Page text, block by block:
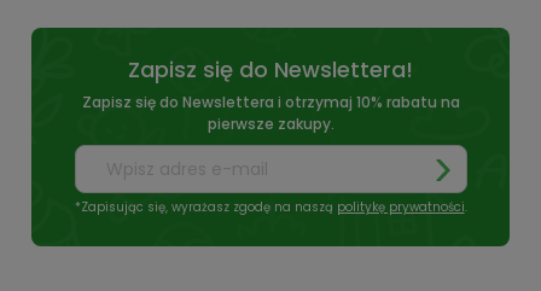
Zapisz się do Newslettera!
Zapisz się do Newslettera i otrzymaj 10% rabatu na
pierwsze zakupy.
*Zapisując się, wyrażasz zgodę na naszą politykę prywatności.